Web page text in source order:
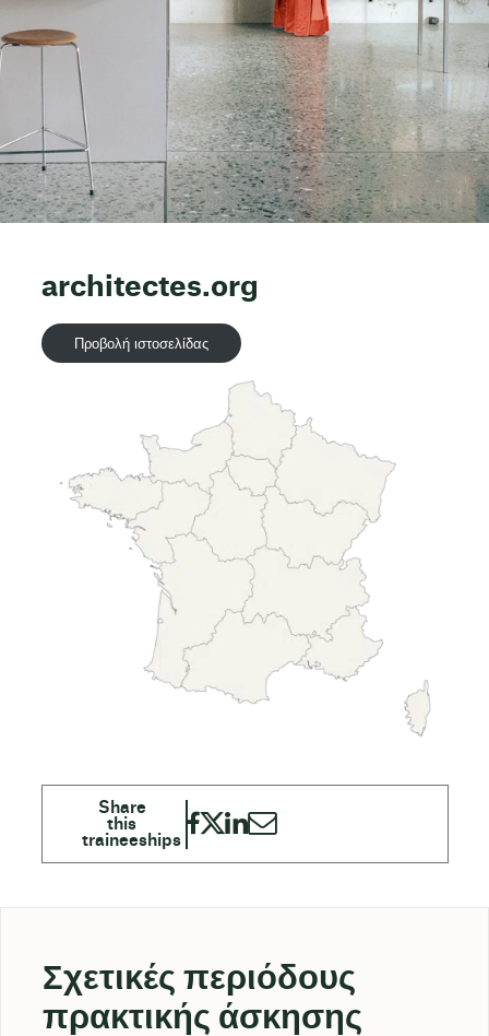
architectes.org
Προβολή ιστοσελίδας
Σχετικές περιόδους
πρακτικής άσκησης